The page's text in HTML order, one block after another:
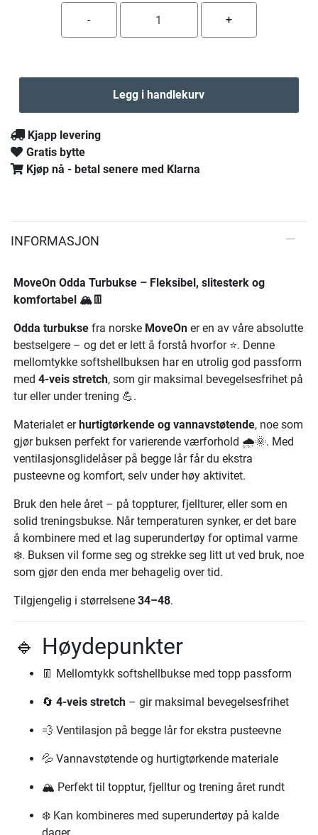
Legg i handlekurv
Kjapp levering
Gratis bytte
Kjøp nå - betal senere med Klarna
INFORMASJON
MoveOn Odda Turbukse – Fleksibel, slitesterk og
komfortabel 🏔️👖
Odda turbukse fra norske MoveOn er en av våre absolutte
bestselgere – og det er lett å forstå hvorfor ⭐. Denne
mellomtykke softshellbuksen har en utrolig god passform
med 4-veis stretch, som gir maksimal bevegelsesfrihet på
tur eller under trening 💪.
Materialet erhurtigtørkende og vannavstøtende, noe som
gjør buksen perfekt for varierende værforhold 🌧️🌞. Med
ventilasjonsglidelåser på begge lår får du ekstra
pusteevne og komfort, selv under høy aktivitet.
Bruk den hele året – på toppturer, fjellturer, eller som en
solid treningsbukse. Når temperaturen synker, er det bare
å kombinere med et lag superundertøy for optimal varme
❄️. Buksen vil forme seg og strekke seg litt ut ved bruk, noe
som gjør den enda mer behagelig over tid.
Tilgjengelig i størrelsene 34–48.
🔹 Høydepunkter
👖 Mellomtykk softshellbukse med topp passform
🔄 4-veis stretch – gir maksimal bevegelsesfrihet
💨 Ventilasjon på begge lår for ekstra pusteevne
💦 Vannavstøtende og hurtigtørkende materiale
🏔️ Perfekt til topptur, fjelltur og trening året rundt
❄️ Kan kombineres med superundertøy på kalde